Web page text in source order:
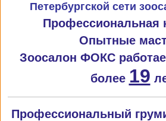
Петербургской сети
Профессиональная
Опытные
Зоосалон ФОКС
более 19
Профессиональный